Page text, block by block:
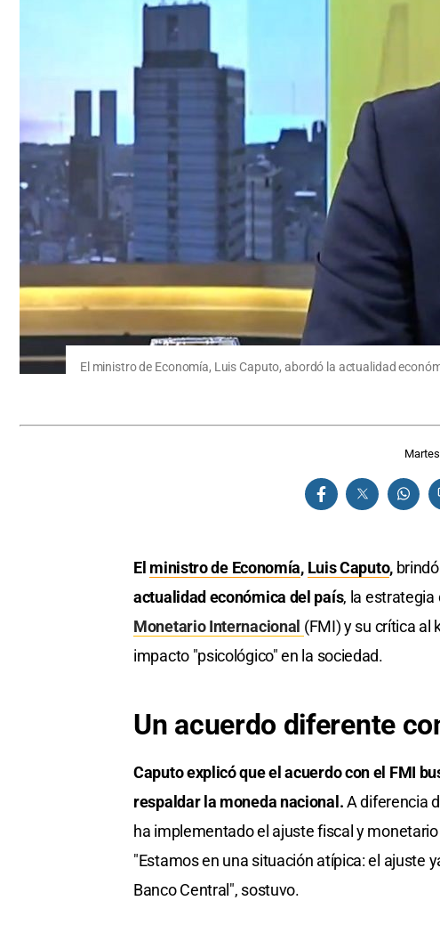
El ministro de Economía, Luis Caputo, abordó la actualidad
El ministro de Economía, Luis Caputo,brindó
actualidad económica del país, la estrategia
Monetario Internacional (FMI) y su crítica al
impacto "psicológico" en la sociedad.
Un acuerdo diferente
Caputo explicó que el acuerdo con el FMI
respaldar la moneda nacional.A diferencia
ha implementado el ajuste fiscal y
"Estamos en una situación atípica: el ajuste
Banco Central", sostuvo.